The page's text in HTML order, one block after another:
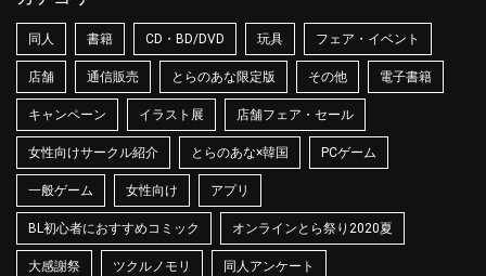
同人 書籍 CD・BD/DVD 玩具 フェア・イベント
店舗 通信販売 とらのあな限定版 その他 電子書籍
キャンペーン イラスト展 店舗フェア・セール
女性向けサークル紹介 とらのあな×韓国 PCゲーム
一般ゲーム 女性向け アプリ
BL初心者におすすめコミック オンラインとら祭り2020夏
大感謝祭 ツクルノモリ 同人アンケート